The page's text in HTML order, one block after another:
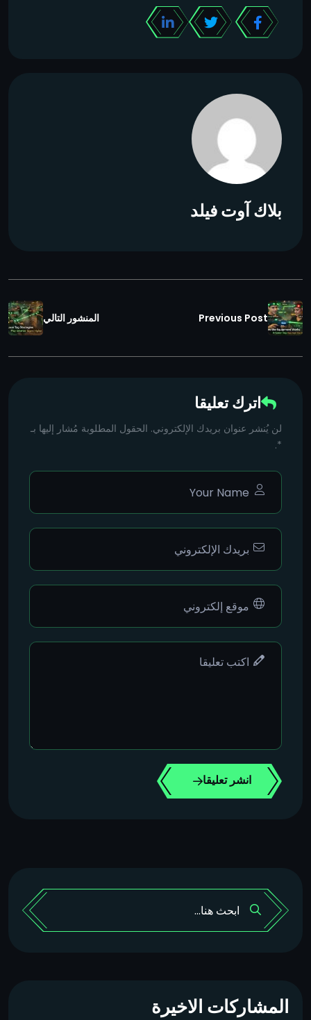
بلاك آوت فيلد
Previous Post المنشور التالي
اترك تعليقا
لن يُنشر عنوان بريدك الإلكتروني. الحقول المطلوبة مُشار إليها بـ
*.
انشر تعليقا
المشاركات الاخيرة